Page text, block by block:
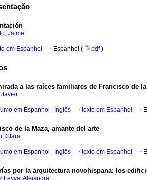
Jaime
em Espanhol · Espanhol ( pdf)
a las raíces familiares de Francisco de
Javier
em Espanhol Inglês · texto em Espanhol ·
de la Maza, amante del arte
Clara
em Espanhol Inglês · texto em Espanhol ·
por la arquitectura novohispana: los